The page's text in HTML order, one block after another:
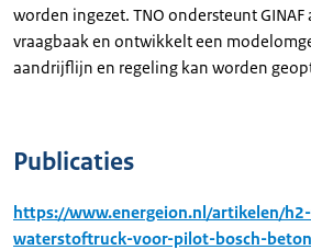
worden ingezet. TNO ondersteunt GINAF
vraagbaak en ontwikkelt een
aandrijflijn en regeling kan worden
Publicaties
https://www.energeion.nl/artikelen/
waterstoftruck-voor-pilot-bosch-beton